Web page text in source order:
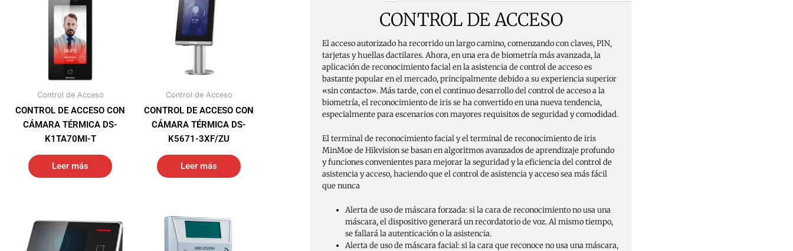
Control de Acceso
CONTROL DE ACCESO CON
CÁMARA TÉRMICA DS-
K1TA70MI-T
Leer más
Control de Acceso
CONTROL DE ACCESO CON
CÁMARA TÉRMICA DS-
K5671-3XF/ZU
Leer más
CONTROL DE ACCESO
El acceso autorizado ha recorrido un largo camino, comenzando con claves, PIN,
tarjetas y huellas dactilares. Ahora, en una era de biometría más avanzada, la
aplicación de reconocimiento facial en la asistencia de control de acceso es
bastante popular en el mercado, principalmente debido a su experiencia superior
«sin contacto». Más tarde, con el continuo desarrollo del control de acceso a la
biometría, el reconocimiento de iris se ha convertido en una nueva tendencia,
especialmente para escenarios con mayores requisitos de seguridad y comodidad.
El terminal de reconocimiento facial y el terminal de reconocimiento de iris
MinMoe de Hikvision se basan en algoritmos avanzados de aprendizaje profundo
y funciones convenientes para mejorar la seguridad y la eficiencia del control de
asistencia y acceso, haciendo que el control de asistencia y acceso sea más fácil
que nunca
Alerta de uso de máscara forzada: si la cara de reconocimiento no usa una
máscara, el dispositivo generará un recordatorio de voz. Al mismo tiempo,
se fallará la autenticación o la asistencia.
Alerta de uso de máscara facial: si la cara que reconoce no usa una máscara,